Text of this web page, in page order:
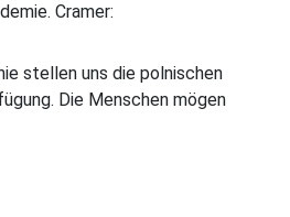
Cramer:
stellen uns die polnischen
Die Menschen mögen